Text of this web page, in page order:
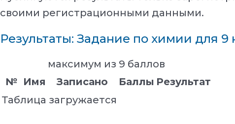
своими регистрационными данными.
Результаты: Задание по химии для 9
максимум из 9 баллов
№ Имя Записано Баллы Результат
Таблица загружается